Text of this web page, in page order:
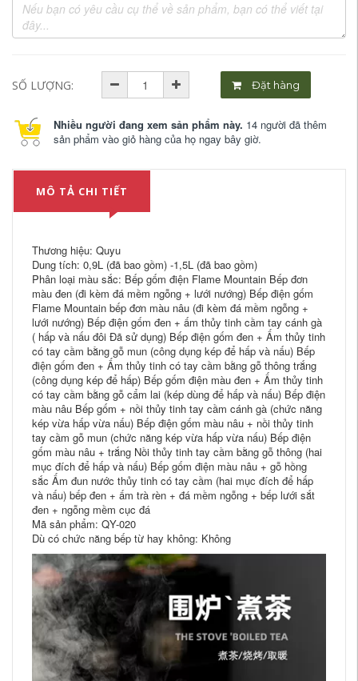
SỐ LƯỢNG: Đặt hàng
Nhiều người đang xem sản phẩm này. 14 người đã thêm
sản phẩm vào giỏ hàng của họ ngay bây giờ.
MÔ TẢ CHI TIẾT
Thương hiệu: Quyu
Dung tích: 0,9L (đã bao gồm) -1,5L (đã bao gồm)
Phân loại màu sắc: Bếp gốm điện Flame Mountain Bếp đơn
màu đen (đi kèm đá mềm ngỗng + lưới nướng) Bếp điện gốm
Flame Mountain bếp đơn màu nâu (đi kèm đá mềm ngỗng +
lưới nướng) Bếp điện gốm đen + ấm thủy tinh cầm tay cánh gà
( hấp và nấu đôi Đã sử dụng) Bếp điện gốm đen + Ấm thủy tinh
có tay cầm bằng gỗ mun (công dụng kép để hấp và nấu) Bếp
điện gốm đen + Ấm thủy tinh có tay cầm bằng gỗ thông trắng
(công dụng kép để hấp) Bếp gốm điện màu đen + Ấm thủy tinh
có tay cầm bằng gỗ cẩm lai (kép dùng để hấp và nấu) Bếp điện
màu nâu Bếp gốm + nồi thủy tinh tay cầm cánh gà (chức năng
kép vừa hấp vừa nấu) Bếp điện gốm màu nâu + nồi thủy tinh
tay cầm gỗ mun (chức năng kép vừa hấp vừa nấu) Bếp điện
gốm màu nâu + trắng Nồi thủy tinh tay cầm bằng gỗ thông (hai
mục đích để hấp và nấu) Bếp gốm điện màu nâu + gỗ hồng
sắc Ấm đun nước thủy tinh có tay cầm (hai mục đích để hấp
và nấu) bếp đen + ấm trà rèn + đá mềm ngỗng + bếp lưới sắt
đen + ngỗng mềm cục đá
Mã sản phẩm: QY-020
Dù có chức năng bếp từ hay không: Không